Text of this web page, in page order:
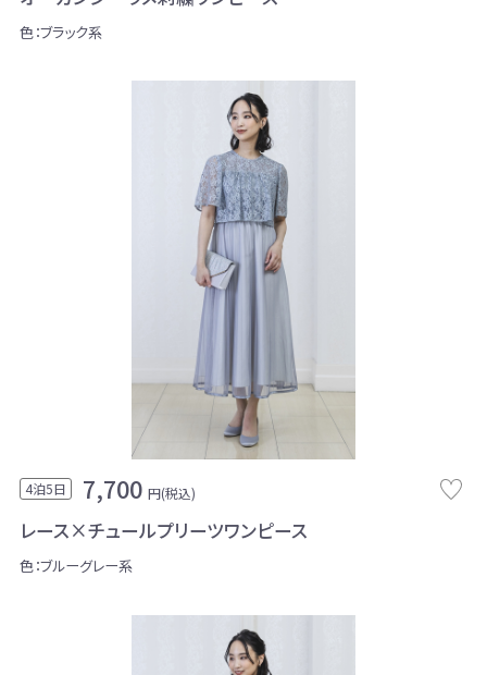
色：ブラック系
4泊5日 7,700 円(税込)
レース×チュールプリーツワンピース
色：ブルーグレー系